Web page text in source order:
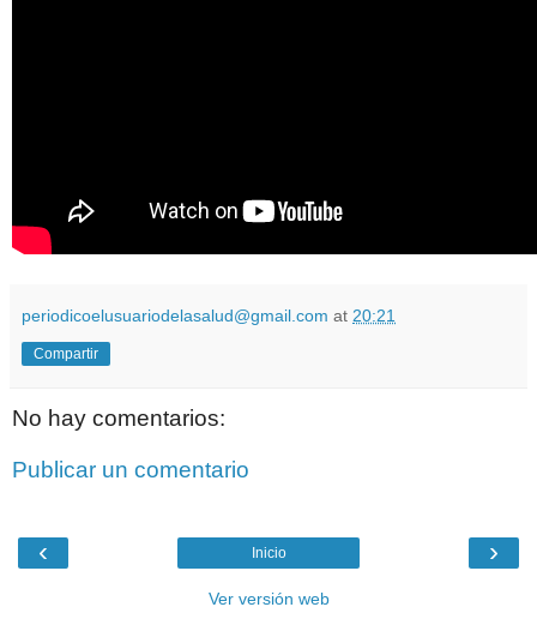
periodicoelusuariodelasalud@gmail.com at 20:21
Compartir
No hay comentarios:
Publicar un comentario
‹ ›
Inicio
Ver versión web